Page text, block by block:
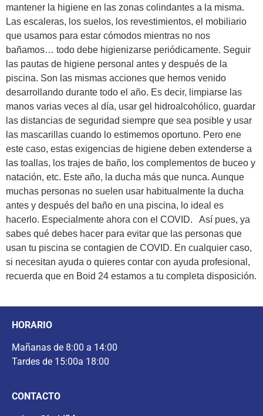
mantener la higiene en las zonas colindantes a la misma.
Las escaleras, los suelos, los revestimientos, el mobiliario
que usamos para estar cómodos mientras no nos
bañamos… todo debe higienizarse periódicamente. Seguir
las pautas de higiene personal antes y después de la
piscina. Son las mismas acciones que hemos venido
desarrollando durante todo el año. Es decir, limpiarse las
manos varias veces al día, usar gel hidroalcohólico, guardar
las distancias de seguridad siempre que sea posible y usar
las mascarillas cuando lo estimemos oportuno. Pero ene
este caso, estas exigencias de higiene deben extenderse a
las toallas, los trajes de baño, los complementos de buceo y
natación, etc. Este año, la ducha más que nunca. Aunque
muchas personas no suelen usar habitualmente la ducha
antes y después del baño en una piscina, lo ideal es
hacerlo. Especialmente ahora con el COVID. Así pues, ya
sabes qué debes hacer para evitar que las personas que
usan tu piscina se contagien de COVID. En cualquier caso,
si necesitan ayuda o quieres contar con ayuda profesional,
recuerda que en Boid 24 estamos a tu completa disposición.
HORARIO
Mañanas de 8:00 a 14:00
Tardes de 15:00a 18:00
CONTACTO